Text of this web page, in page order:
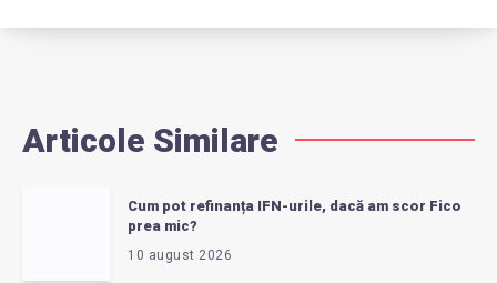
Articole Similare
Cum pot refinanța IFN-urile, dacă am scor Fico
prea mic?
10 august 2026